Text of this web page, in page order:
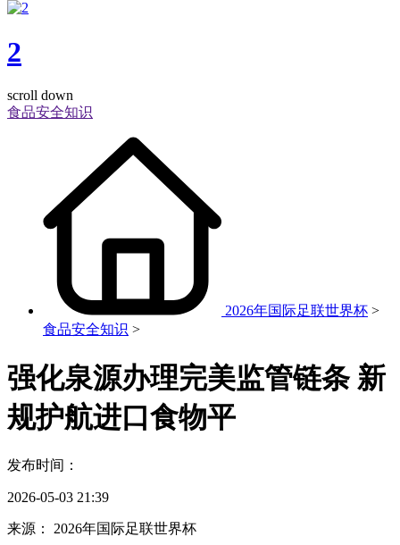
2
scroll down
食品安全知识
2026年国际足联世界杯 >
食品安全知识 >
强化泉源办理完美监管链条 新
规护航进口食物平
发布时间：
2026-05-03 21:39
来源： 2026年国际足联世界杯